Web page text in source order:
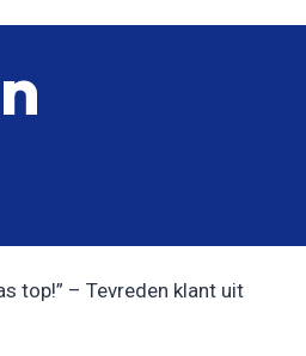
top!” – Tevreden klant uit